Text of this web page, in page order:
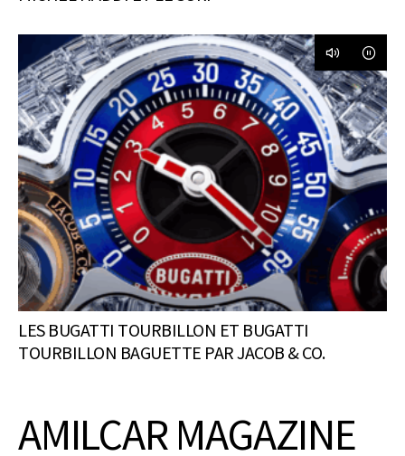
LES BUGATTI TOURBILLON ET BUGATTI
TOURBILLON BAGUETTE PAR JACOB & CO.
AMILCAR MAGAZINE